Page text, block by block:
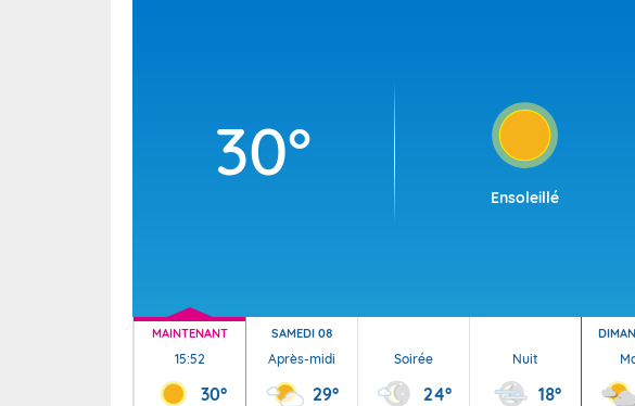
30°
Ensoleillé
MAINTENANT
15:52
30°
SAMEDI 08
Après-midi
29°
Soirée
24°
Nuit
18°